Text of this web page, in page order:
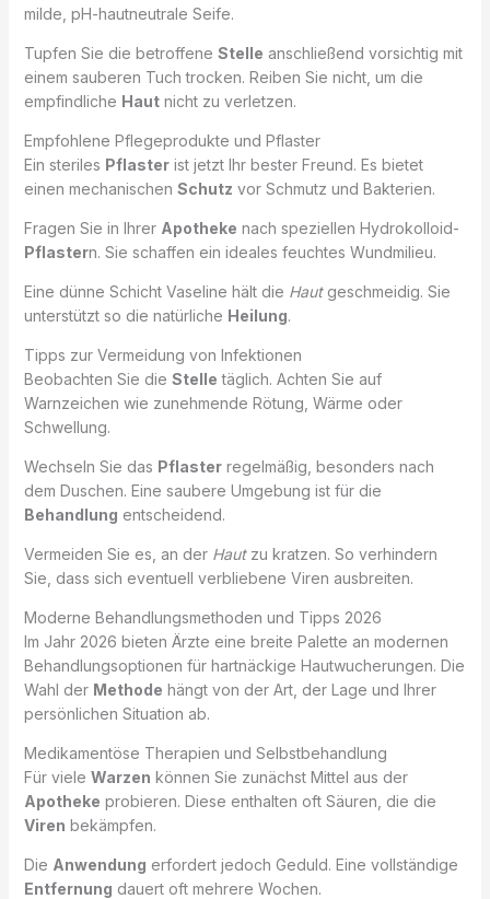
milde, pH-hautneutrale Seife.
Tupfen Sie die betroffene Stelle anschließend vorsichtig mit
einem sauberen Tuch trocken. Reiben Sie nicht, um die
empfindliche Hautnicht zu verletzen.
Empfohlene Pflegeprodukte und Pflaster
Ein steriles Pflasterist jetzt Ihr bester Freund. Es bietet
einen mechanischen Schutz vor Schmutz und Bakterien.
Fragen Sie in Ihrer Apotheke nach speziellen Hydrokolloid-
Pflastern. Sie schaffen ein ideales feuchtes Wundmilieu.
Eine dünne Schicht Vaseline hält die Hautgeschmeidig. Sie
unterstützt so die natürliche Heilung.
Tipps zur Vermeidung von Infektionen
Beobachten Sie die Stelle täglich. Achten Sie auf
Warnzeichen wie zunehmende Rötung, Wärme oder
Schwellung.
Wechseln Sie das Pflasterregelmäßig, besonders nach
dem Duschen. Eine saubere Umgebung ist für die
Behandlung entscheidend.
Vermeiden Sie es, an der Hautzu kratzen. So verhindern
Sie, dass sich eventuell verbliebene Viren ausbreiten.
Moderne Behandlungsmethoden und Tipps 2026
Im Jahr 2026 bieten Ärzte eine breite Palette an modernen
Behandlungsoptionen für hartnäckige Hautwucherungen. Die
Wahl der Methode hängt von der Art, der Lage und Ihrer
persönlichen Situation ab.
Medikamentöse Therapien und Selbstbehandlung
Für viele Warzen können Sie zunächst Mittel aus der
Apotheke probieren. Diese enthalten oft Säuren, die die
Viren bekämpfen.
Die Anwendung erfordert jedoch Geduld. Eine vollständige
Entfernung dauert oft mehrere Wochen.